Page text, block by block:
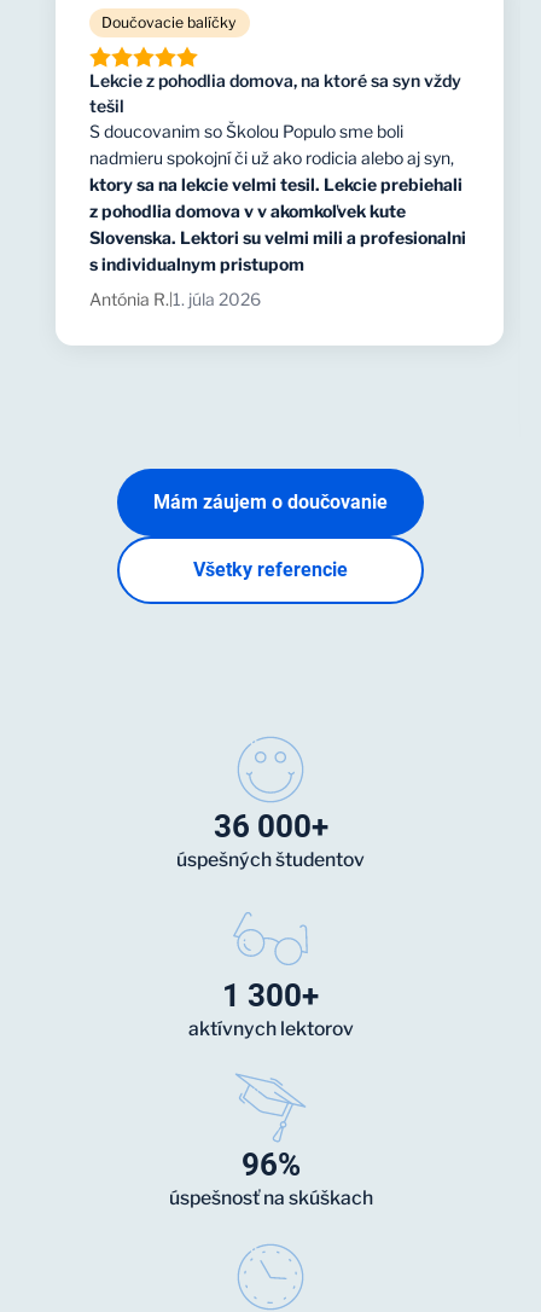
Doučovacie balíčky
Lekcie z pohodlia domova, na ktoré sa syn vždy
tešil
S doucovanim so Školou Populo sme boli
nadmieru spokojní či už ako rodicia alebo aj syn,
ktory sa na lekcie velmi tesil. Lekcie prebiehali
z pohodlia domova v v akomkoľvek kute
Slovenska. Lektori su velmi mili a profesionalni
s individualnym pristupom
Antónia R.|1. júla 2026
Mám záujem o doučovanie
Všetky referencie
36 000+
úspešných študentov
1 300+
aktívnych lektorov
96%
úspešnosť na skúškach